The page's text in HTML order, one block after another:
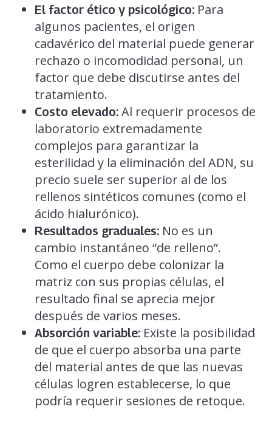
El factor ético y psicológico:Para
algunos pacientes, el origen
cadavérico del material puede generar
rechazo o incomodidad personal, un
factor que debe discutirse antes del
tratamiento.
Costo elevado:Al requerir procesos de
laboratorio extremadamente
complejos para garantizar la
esterilidad y la eliminación del ADN, su
precio suele ser superior al de los
rellenos sintéticos comunes (como el
ácido hialurónico).
Resultados graduales:No es un
cambio instantáneo “de relleno”.
Como el cuerpo debe colonizar la
matriz con sus propias células, el
resultado final se aprecia mejor
después de varios meses.
Absorción variable:Existe la posibilidad
de que el cuerpo absorba una parte
del material antes de que las nuevas
células logren establecerse, lo que
podría requerir sesiones de retoque.